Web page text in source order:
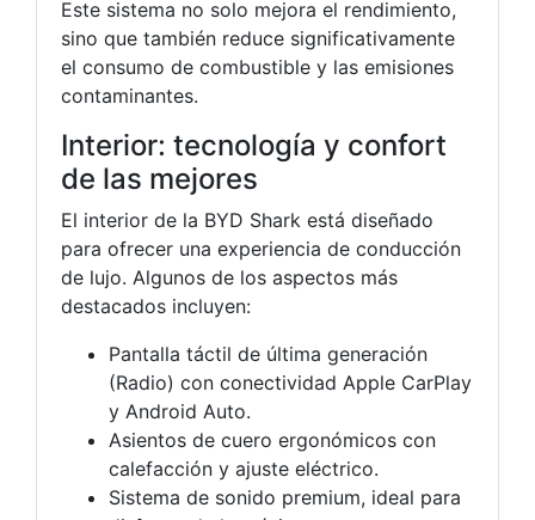
Este sistema no solo mejora el rendimiento,
sino que también reduce significativamente
el consumo de combustible y las emisiones
contaminantes.
Interior: tecnología y confort
de las mejores
El interior de la BYD Shark está diseñado
para ofrecer una experiencia de conducción
de lujo. Algunos de los aspectos más
destacados incluyen:
Pantalla táctil de última generación
(Radio) con conectividad Apple CarPlay
y Android Auto.
Asientos de cuero ergonómicos con
calefacción y ajuste eléctrico.
Sistema de sonido premium, ideal para